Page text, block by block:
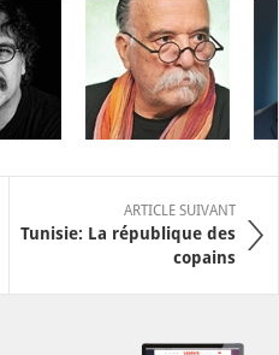
ARTICLE SUIVANT
Tunisie: La république des
copains